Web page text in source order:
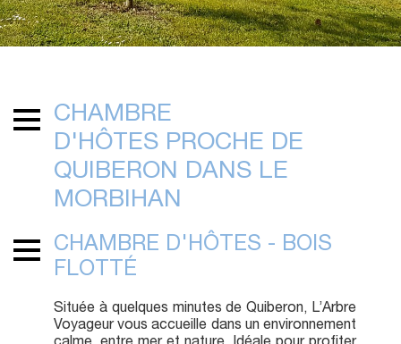
CHAMBRE
D'HÔTES PROCHE DE
QUIBERON DANS LE
MORBIHAN
CHAMBRE D'HÔTES - BOIS
FLOTTÉ
Située à quelques minutes de Quiberon, L’Arbre
Voyageur vous accueille dans un environnement